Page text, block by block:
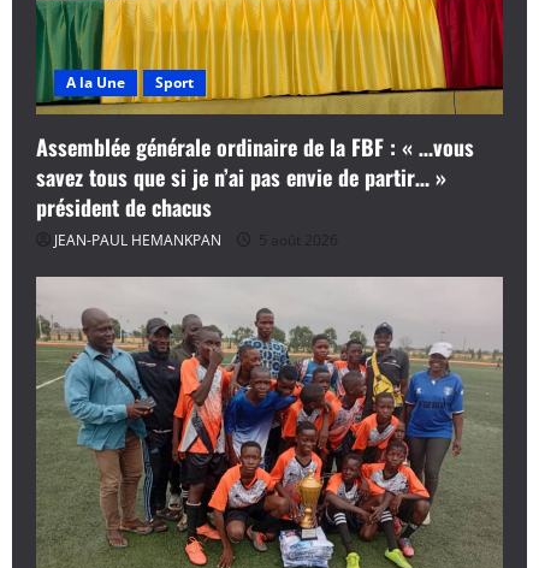
A la Une Sport
Assemblée générale ordinaire de la FBF : « …vous
savez tous que si je n’ai pas envie de partir… »
président de chacus
JEAN-PAUL HEMANKPAN 5 août 2026